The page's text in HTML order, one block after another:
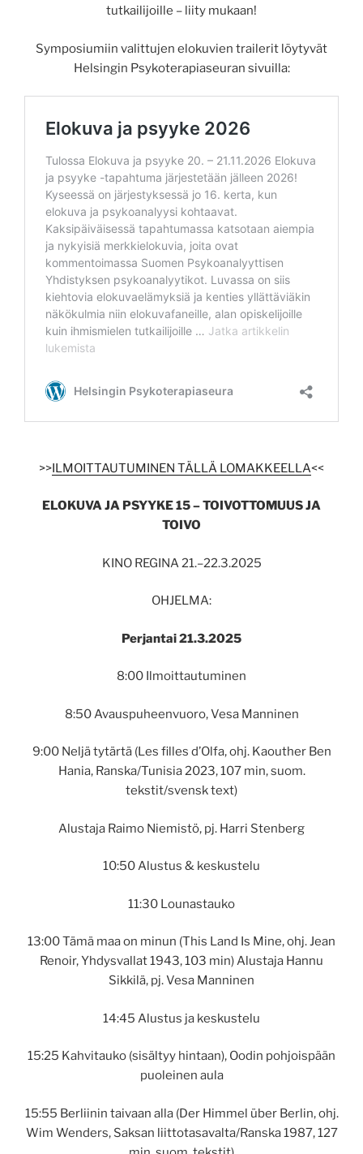
tutkailijoille – liity mukaan!
Symposiumiin valittujen elokuvien trailerit löytyvät
Helsingin Psykoterapiaseuran sivuilla:
>>ILMOITTAUTUMINEN TÄLLÄ LOMAKKEELLA<<
ELOKUVA JA PSYYKE 15 – TOIVOTTOMUUS JA
TOIVO
KINO REGINA 21.–22.3.2025
OHJELMA:
Perjantai 21.3.2025
8:00 Ilmoittautuminen
8:50 Avauspuheenvuoro, Vesa Manninen
9:00 Neljä tytärtä (Les filles d’Olfa, ohj. Kaouther Ben
Hania, Ranska/Tunisia 2023, 107 min, suom.
tekstit/svensk text)
Alustaja Raimo Niemistö, pj. Harri Stenberg
10:50 Alustus & keskustelu
11:30 Lounastauko
13:00 Tämä maa on minun (This Land Is Mine, ohj. Jean
Renoir, Yhdysvallat 1943, 103 min) Alustaja Hannu
Sikkilä, pj. Vesa Manninen
14:45 Alustus ja keskustelu
15:25 Kahvitauko (sisältyy hintaan), Oodin pohjoispään
puoleinen aula
15:55 Berliinin taivaan alla (Der Himmel über Berlin, ohj.
Wim Wenders, Saksan liittotasavalta/Ranska 1987, 127